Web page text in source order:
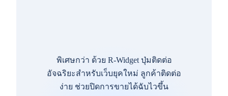
พิเศษกว่า ด้วย R-Widget ปุ่มติดต่อ
อัจฉริยะสำหรับเว็บยุคใหม่ ลูกค้าติดต่อ
ง่าย ช่วยปิดการขายได้ฉับไวขึ้น